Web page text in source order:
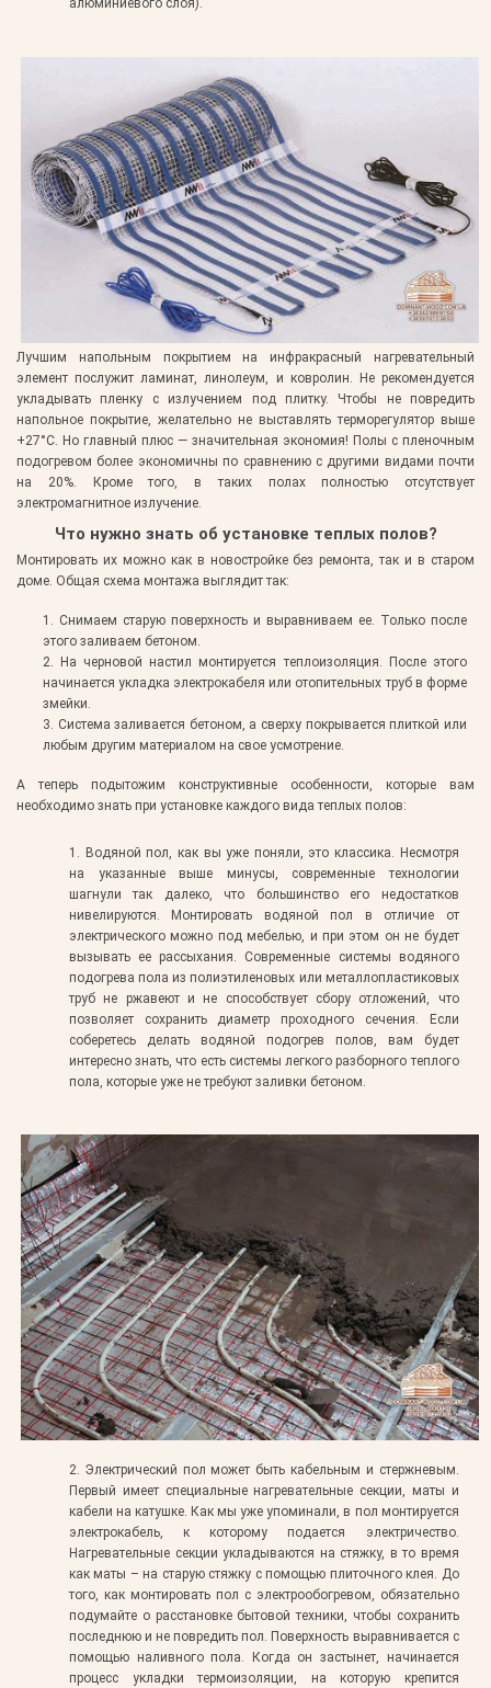
алюминиевого слоя).
Лучшим напольным покрытием на инфракрасный нагревательный
элемент послужит ламинат, линолеум, и ковролин. Не рекомендуется
укладывать пленку с излучением под плитку. Чтобы не повредить
напольное покрытие, желательно не выставлять терморегулятор выше
+27°C. Но главный плюс — значительная экономия! Полы с пленочным
подогревом более экономичны по сравнению с другими видами почти
на 20%. Кроме того, в таких полах полностью отсутствует
электромагнитное излучение.
Что нужно знать об установке теплых полов?
Монтировать их можно как в новостройке без ремонта, так и в старом
доме. Общая схема монтажа выглядит так:
1. Снимаем старую поверхность и выравниваем ее. Только после
этого заливаем бетоном.
2. На черновой настил монтируется теплоизоляция. После этого
начинается укладка электрокабеля или отопительных труб в форме
змейки.
3. Система заливается бетоном, а сверху покрывается плиткой или
любым другим материалом на свое усмотрение.
А теперь подытожим конструктивные особенности, которые вам
необходимо знать при установке каждого вида теплых полов:
1. Водяной пол, как вы уже поняли, это классика. Несмотря
на указанные выше минусы, современные технологии
шагнули так далеко, что большинство его недостатков
нивелируются. Монтировать водяной пол в отличие от
электрического можно под мебелью, и при этом он не будет
вызывать ее рассыхания. Современные системы водяного
подогрева пола из полиэтиленовых или металлопластиковых
труб не ржавеют и не способствует сбору отложений, что
позволяет сохранить диаметр проходного сечения. Если
соберетесь делать водяной подогрев полов, вам будет
интересно знать, что есть системы легкого разборного теплого
пола, которые уже не требуют заливки бетоном.
2. Электрический пол может быть кабельным и стержневым.
Первый имеет специальные нагревательные секции, маты и
кабели на катушке. Как мы уже упоминали, в пол монтируется
электрокабель, к которому подается электричество.
Нагревательные секции укладываются на стяжку, в то время
как маты – на старую стяжку с помощью плиточного клея. До
того, как монтировать пол с электрообогревом, обязательно
подумайте о расстановке бытовой техники, чтобы сохранить
последнюю и не повредить пол. Поверхность выравнивается с
помощью наливного пола. Когда он застынет, начинается
процесс укладки термоизоляции, на которую крепится